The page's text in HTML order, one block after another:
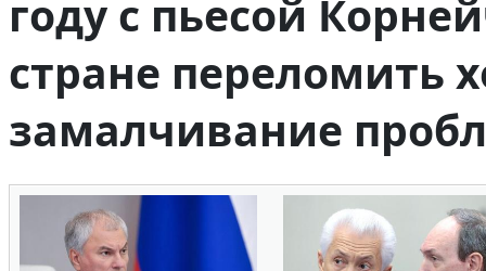
году с пьесой
стране переломить
замалчивание